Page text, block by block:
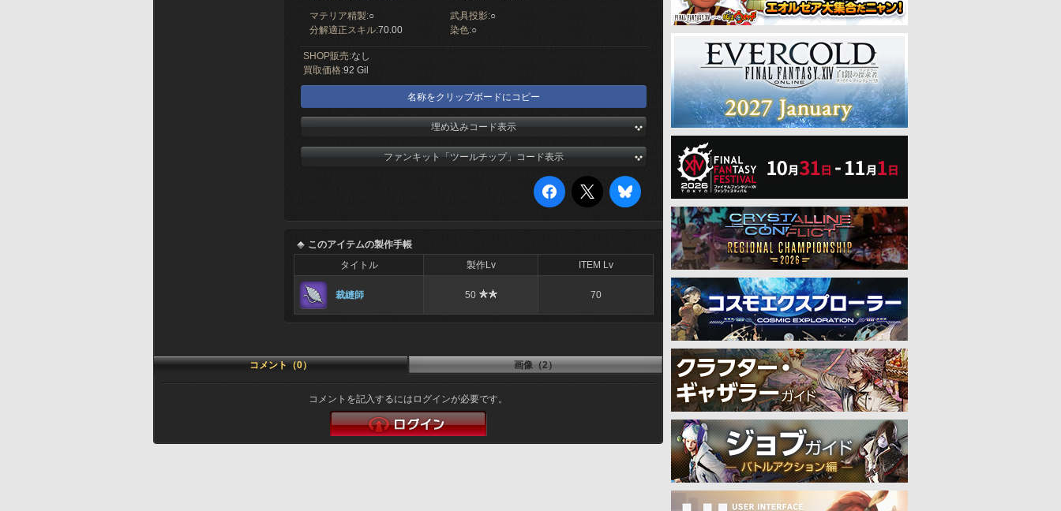
マテリア精製:○ 武具投影:○
分解適正スキル:70.00 染色:○
SHOP販売:なし
買取価格:92 Gil
名称をクリップボードにコピー
埋め込みコード表示
ファンキット「ツールチップ」コード表示
このアイテムの製作手帳
タイトル
製作Lv ITEM Lv
裁縫師 50 70
コメント（0） 画像（2）
コメントを記入するにはログインが必要です。